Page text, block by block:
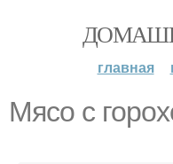
главная
Мясо с